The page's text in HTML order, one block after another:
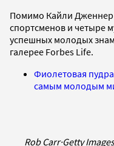
Помимо Кайли Дженнер
спортсменов и четыре
успешных молодых
галерее Forbes Life.
Фиолетовая
самым молодым
Rob Carr·Getty Images